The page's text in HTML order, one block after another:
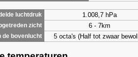
luchtdruk 1.008,7 hPa
zicht 6 - 7km
de bovenlucht 5 octa's (Half tot zwaar